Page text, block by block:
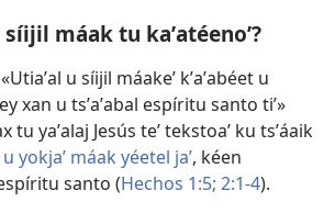
máak tu kaʼatéenoʼ?
«Utiaʼal u síijil máakeʼ kʼaʼabéet u
xan u tsʼaʼabal espíritu santo tiʼ»
tu yaʼalaj Jesús teʼ tekstoaʼ ku tsʼáaik
u yokjaʼ máak yéetel jaʼ, kéen
santo (Hechos 1:5; 2:1-4).